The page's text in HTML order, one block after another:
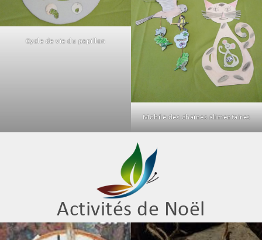
Cycle de vie du papillon
Mobile des chaines alimentaires
Activités de Noël